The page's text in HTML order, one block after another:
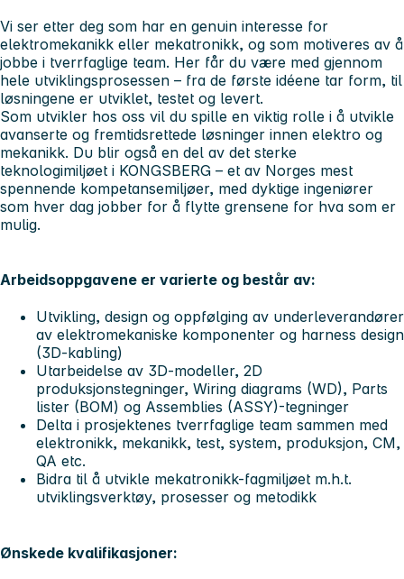
Vi ser etter deg som har en genuin interesse for
elektromekanikk eller mekatronikk, og som motiveres av å
jobbe i tverrfaglige team. Her får du være med gjennom
hele utviklingsprosessen – fra de første idéene tar form, til
løsningene er utviklet, testet og levert.
Som utvikler hos oss vil du spille en viktig rolle i å utvikle
avanserte og fremtidsrettede løsninger innen elektro og
mekanikk. Du blir også en del av det sterke
teknologimiljøet i KONGSBERG – et av Norges mest
spennende kompetansemiljøer, med dyktige ingeniører
som hver dag jobber for å flytte grensene for hva som er
mulig.
Arbeidsoppgavene er varierte og består av:
Utvikling, design og oppfølging av underleverandører
av elektromekaniske komponenter og harness design
(3D-kabling)
Utarbeidelse av 3D-modeller, 2D
produksjonstegninger, Wiring diagrams (WD), Parts
lister (BOM) og Assemblies (ASSY)-tegninger
Delta i prosjektenes tverrfaglige team sammen med
elektronikk, mekanikk, test, system, produksjon, CM,
QA etc.
Bidra til å utvikle mekatronikk-fagmiljøet m.h.t.
utviklingsverktøy, prosesser og metodikk
Ønskede kvalifikasjoner: